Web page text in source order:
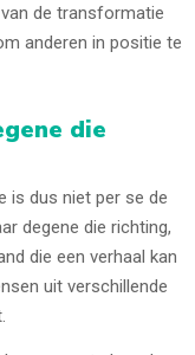
de transformatie
anderen in positie te
die
is dus niet per se de
degene die richting,
die een verhaal kan
uit verschillende